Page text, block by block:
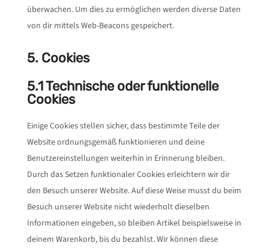
überwachen. Um dies zu ermöglichen werden diverse Daten
von dir mittels Web-Beacons gespeichert.
5. Cookies
5.1 Technische oder funktionelle
Cookies
Einige Cookies stellen sicher, dass bestimmte Teile der
Website ordnungsgemäß funktionieren und deine
Benutzereinstellungen weiterhin in Erinnerung bleiben.
Durch das Setzen funktionaler Cookies erleichtern wir dir
den Besuch unserer Website. Auf diese Weise musst du beim
Besuch unserer Website nicht wiederholt dieselben
Informationen eingeben, so bleiben Artikel beispielsweise in
deinem Warenkorb, bis du bezahlst. Wir können diese